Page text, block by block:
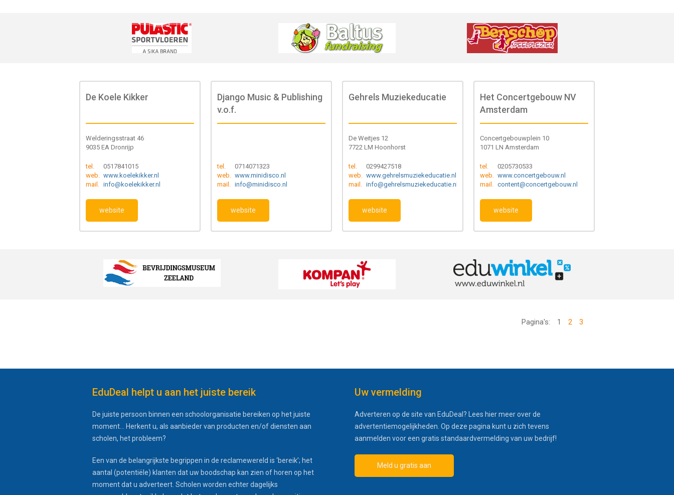
De Koele Kikker
Welderingsstraat 46
9035 EA Dronrijp
tel.
0517841015
web. www.koelekikker.nl
mail. info@koelekikker.nl
website
Django Music & Publishing
v.o.f.
tel.
0714071323
web. www.minidisco.nl
mail. info@minidisco.nl
website
Gehrels Muziekeducatie
De Weitjes 12
7722 LM Hoonhorst
tel.
0299427518
web. www.gehrelsmuziekeducatie.nl
mail. info@gehrelsmuziekeducatie.nl
website
Het Concertgebouw NV
Amsterdam
Concertgebouwplein 10
1071 LN Amsterdam
tel.
0205730533
web. www.concertgebouw.nl
mail. content@concertgebouw.nl
website
Pagina's: 1 2 3
EduDeal helpt u aan het juiste bereik
De juiste persoon binnen een schoolorganisatie bereiken op het juiste
moment... Herkent u, als aanbieder van producten en/of diensten aan
scholen, het probleem?
Een van de belangrijkste begrippen in de reclamewereld is ‘bereik’; het
aantal (potentiële) klanten dat uw boodschap kan zien of horen op het
moment dat u adverteert. Scholen worden echter dagelijks
Uw vermelding
Adverteren op de site van EduDeal? Lees hier meer over de
advertentiemogelijkheden. Op deze pagina kunt u zich tevens
aanmelden voor een gratis standaardvermelding van uw bedrijf!
Meld u gratis aan